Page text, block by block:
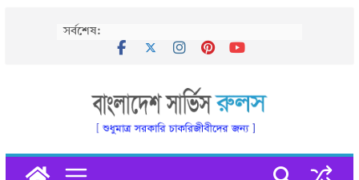
সর্বশেষ: